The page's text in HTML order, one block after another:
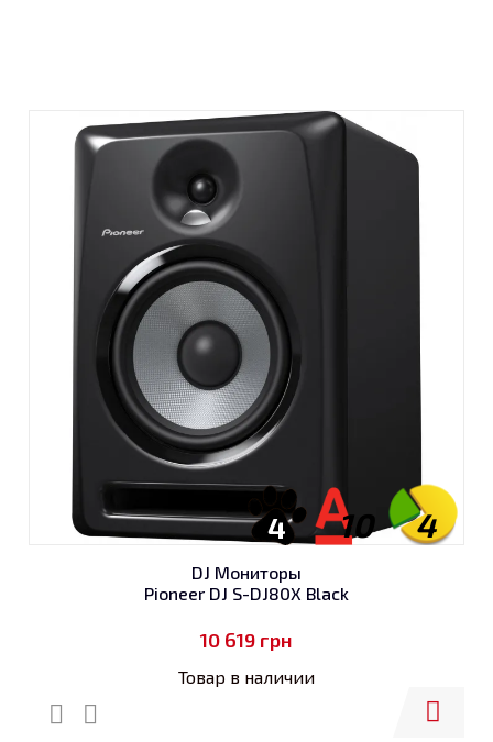
4
10
4
DJ Мониторы
Pioneer DJ S-DJ80X Black
10 619 грн
Товар в наличии